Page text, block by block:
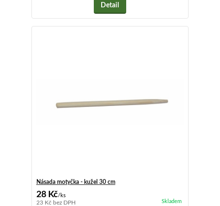
Detail
Násada motyčka - kužel 30 cm
28 Kč/ks
23 Kč bez DPH Skladem